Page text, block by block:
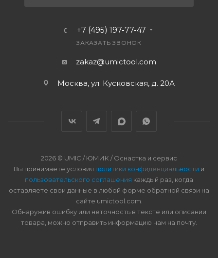
+7 (495) 197-77-47
ЗАКАЗАТЬ ЗВОНОК
zakaz@umictool.com
Москва, ул. Кусковская, д. 20А
2026 © UMIC / ЮМИК / Оснастка и сервис
Вы принимаете условия политики конфиденциальности и
пользовательского соглашения каждый раз, когда
оставляете свои данные в любой форме обратной связи на
сайте umictool.com.
Обнаружив ошибку или неточность в тексте или описании
товара, можно отправить информацию нам на почту.